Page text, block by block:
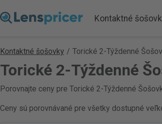
Kontaktné
Kontaktné šošovky / Torické 2-Týždenné
Torické 2-Týždenné
Porovnajte ceny pre Torické 2-Týždenné
Ceny sú porovnávané pre všetky dostupné